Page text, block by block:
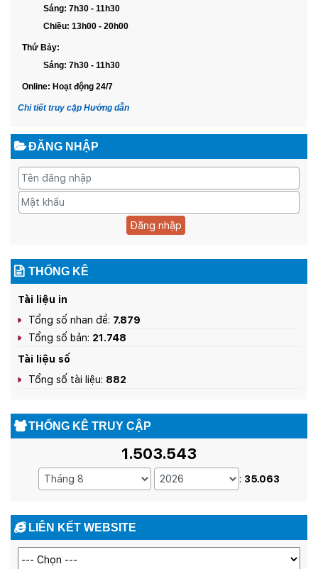
Sáng: 7h30 - 11h30
Chiều: 13h00 - 20h00
Thứ Bảy:
Sáng: 7h30 - 11h30
Online: Hoạt động 24/7
Chi tiết truy cập Hướng dẫn
ĐĂNG NHẬP
Đăng nhập
THỐNG KÊ
Tài liệu in
Tổng số nhan đề: 7.879
Tổng số bản: 21.748
Tài liệu số
Tổng số tài liệu: 882
THỐNG KÊ TRUY CẬP
1.503.543
: 35.063
LIÊN KẾT WEBSITE